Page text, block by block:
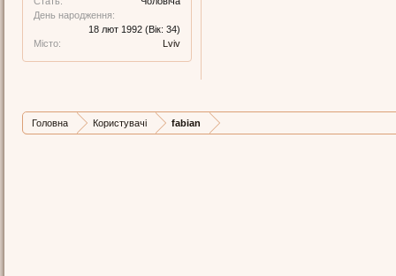
День народження:
18 лют 1992 (Вік: 34)
Місто:
Lviv
Головна Користувачі fabian